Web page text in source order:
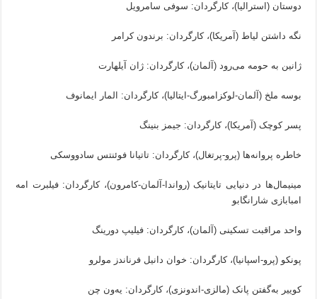
دوستان (استرالیا)، کارگردان: سوفی سامرویل
نگه داشتن لیاط (آمریکا)، کارگردان: برندون کرامر
ژانین به حومه می‌رود (آلمان)، کارگردان: ژان آیلهارت
بوسه ملخ (آلمان-لوکزامبورگ-ایتالیا)، کارگردان: المار ایمانوف
پسر کوچک (آمریکا)، کارگردان: جیمز بنینگ
خاطره پروانه‌ها (پرو-پرتغال)، کارگردان: تاتیانا فوئنتس سادووسکی
مینیمال‌ها در دنیایی تایتانیک (رواندا-آلمان-کامرون)، کارگردان: فیلبرت امه
امبابازی شارانگابو
واحد مراقبت تسکینی (آلمان)، کارگردان: فیلیپ دورینگ
پونکو (پرو-اسپانیا)، کارگردان: خوان دانیل فرناندز مولرو
کوییر به‌گفتن پانک (مالزی-اندونزی)، کارگردان: یه‌ون چن